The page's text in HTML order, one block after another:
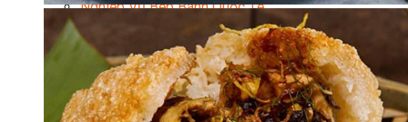
Nghiệp Vụ Bếp Bánh Quốc Tế
Nghiệp Vụ Quản Lý Bếp Bánh
Nghiệp Vụ Bánh Kem
Bánh Việt
Bánh Nhật
Bánh Mì Nâng Cao
Bánh Đài Loan